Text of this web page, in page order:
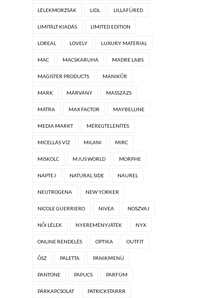
LÉLEKMORZSÁK LIDL LILLAFÜRED
LIMITÁLT KIADÁS LIMITED EDITION
LOREAL LOVELY LUXURY MATERIAL
MAC MACSKARUHA MADRE LABS
MAGISTER PRODUCTS MANIKŰR
MARK MÁRVÁNY MASSZÁZS
MÁTRA MAX FACTOR MAYBELLINE
MEDIA MARKT MÉREGTELENÍTÉS
MICELLÁS VÍZ MILANI MIRC
MISKOLC MJUS WORLD MORPHE
NAPTEJ NATURAL SIDE NAUREL
NEUTROGENA NEW YORKER
NICOLE GUERRIERO NIVEA NOSZVAJ
NŐI LÉLEK NYEREMÉNYJÁTÉK NYX
ONLINE RENDELÉS OPTIKA OUTFIT
ŐSZ PALETTA PÁNIKMENÜ
PANTONE PAPUCS PARFÜM
PÁRKAPCSOLAT PATRICKSTARRR